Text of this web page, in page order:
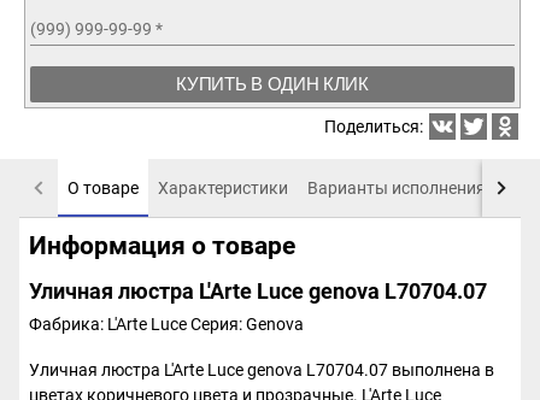
(999) 999-99-99 *
КУПИТЬ В ОДИН КЛИК
Поделиться:
О товаре Характеристики Варианты исполнения
Информация о товаре
Уличная люстра L'Arte Luce genova L70704.07
Фабрика: L'Arte LuceСерия: Genova
Уличная люстра L'Arte Luce genova L70704.07 выполнена в
цветах коричневого цвета и прозрачные. L'Arte Luce